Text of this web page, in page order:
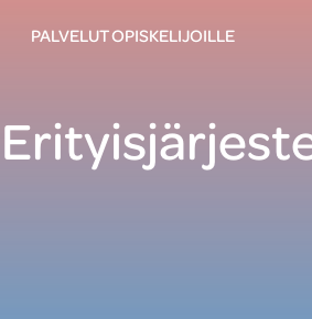
PALVELUT OPISKELIJOILLE